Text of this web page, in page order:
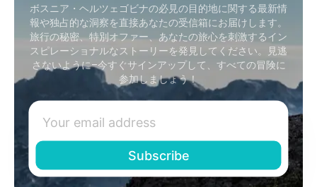
ボスニア・ヘルツェゴビナの必見の目的地に関する最新情
報や独占的な洞察を直接あなたの受信箱にお届けします。
旅行の秘密、特別オファー、あなたの旅心を刺激するイン
スピレーショナルなストーリーを発見してください。見逃
さないように–今すぐサインアップして、すべての冒険に
参加しましょう！